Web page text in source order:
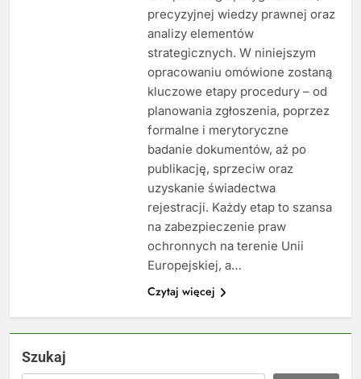
precyzyjnej wiedzy prawnej oraz
analizy elementów
strategicznych. W niniejszym
opracowaniu omówione zostaną
kluczowe etapy procedury – od
planowania zgłoszenia, poprzez
formalne i merytoryczne
badanie dokumentów, aż po
publikację, sprzeciw oraz
uzyskanie świadectwa
rejestracji. Każdy etap to szansa
na zabezpieczenie praw
ochronnych na terenie Unii
Europejskiej, a…
Czytaj więcej
Szukaj